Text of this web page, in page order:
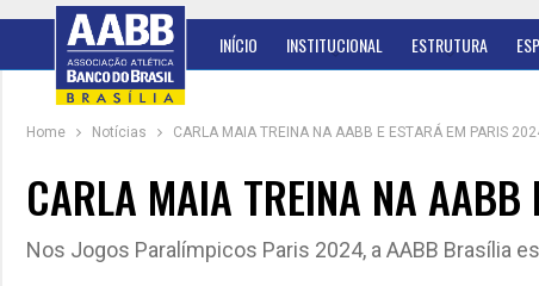
INÍCIO INSTITUCIONAL ESTRUTURA
Home Notícias CARLA MAIA TREINA NA AABB E ESTARÁ EM PARIS
CARLA MAIA TREINA NA
Nos Jogos Paralímpicos Paris 2024, a AABB Brasília